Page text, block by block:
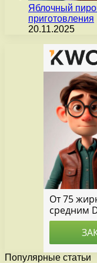
Яблочный
приготовления
20.11.2025
Популярные статьи